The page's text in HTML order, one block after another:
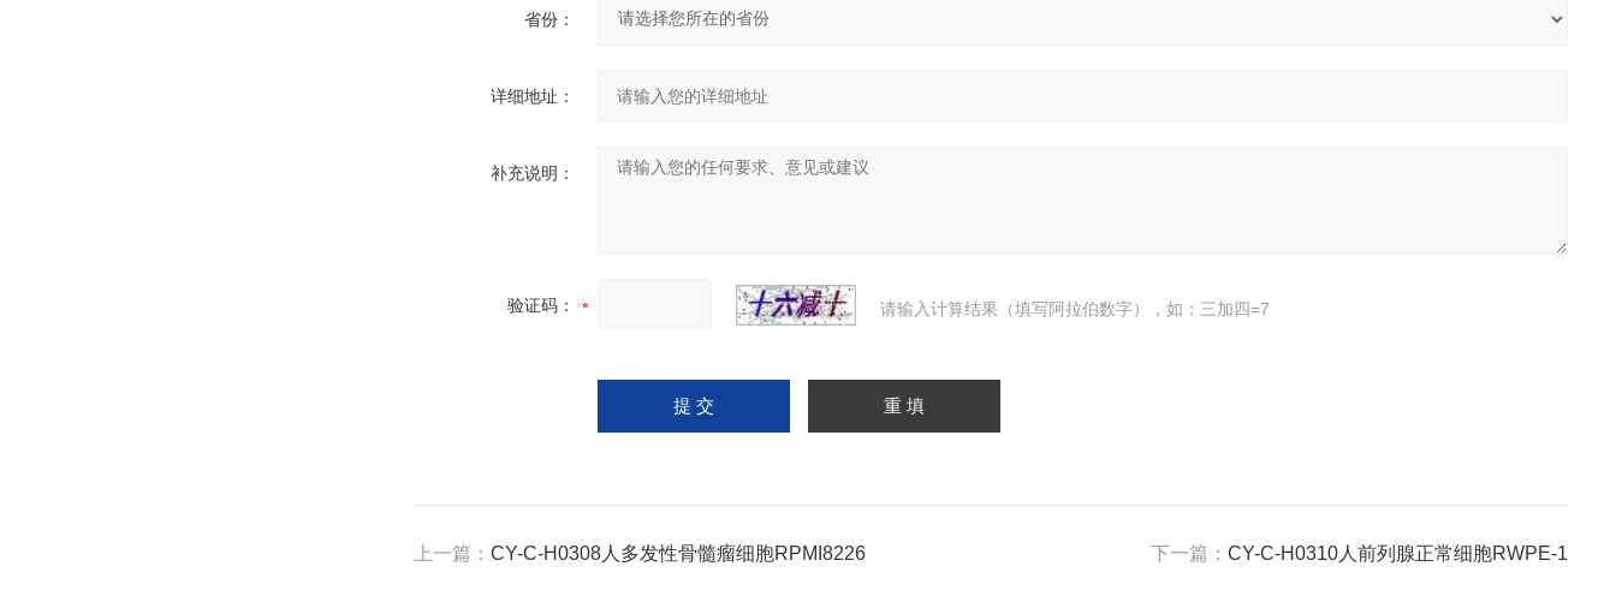
省份：
详细地址：
补充说明：
验证码： 请输入计算结果（填写阿拉伯数字），如：三加四=7
上一篇： CY-C-H0308人多发性骨髓瘤细胞RPMI8226 下一篇： CY-C-H0310人前列腺正常细胞RWPE-1